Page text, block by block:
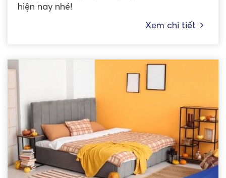
hiện nay nhé!
Xem chi tiết